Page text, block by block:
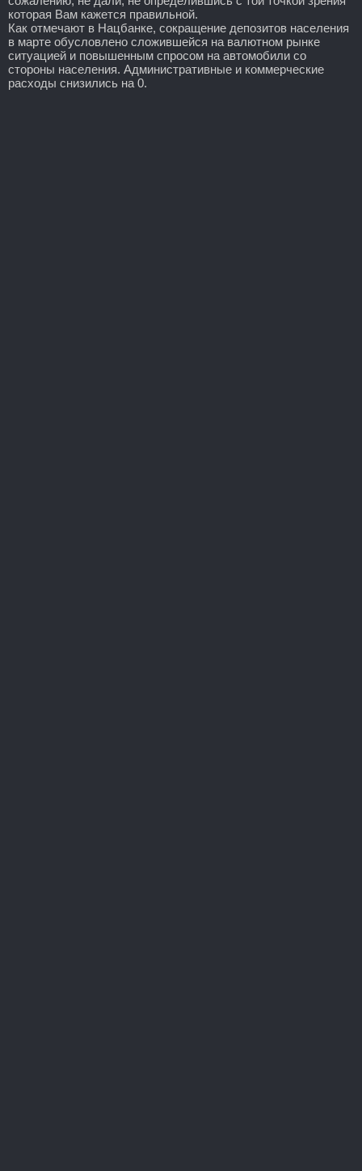
которая Вам кажется правильной.
Как отмечают в Нацбанке, сокращение депозитов населения
в марте обусловлено сложившейся на валютном рынке
ситуацией и повышенным спросом на автомобили со
стороны населения. Административные и коммерческие
расходы снизились на 0.